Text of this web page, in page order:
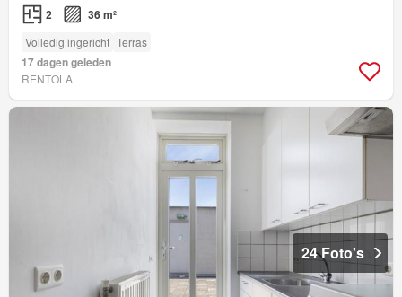
2 36 m²
Volledig ingericht Terras
17 dagen geleden
RENTOLA
24 Foto's